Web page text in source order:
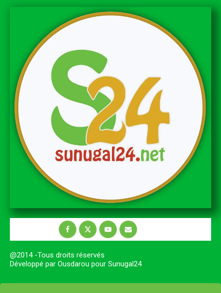
@2014 -Tous droits réservés
Développé par Ousdarou pour Sunugal24